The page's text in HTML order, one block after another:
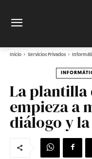
Inicio Servicios Privados
La plantilla
empieza a
diálogo y